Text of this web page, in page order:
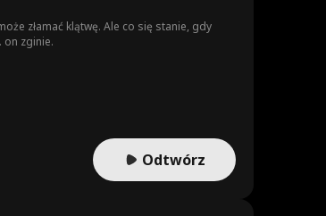
złamać klątwę. Ale co się stanie, gdy
on zginie.
Odtwórz